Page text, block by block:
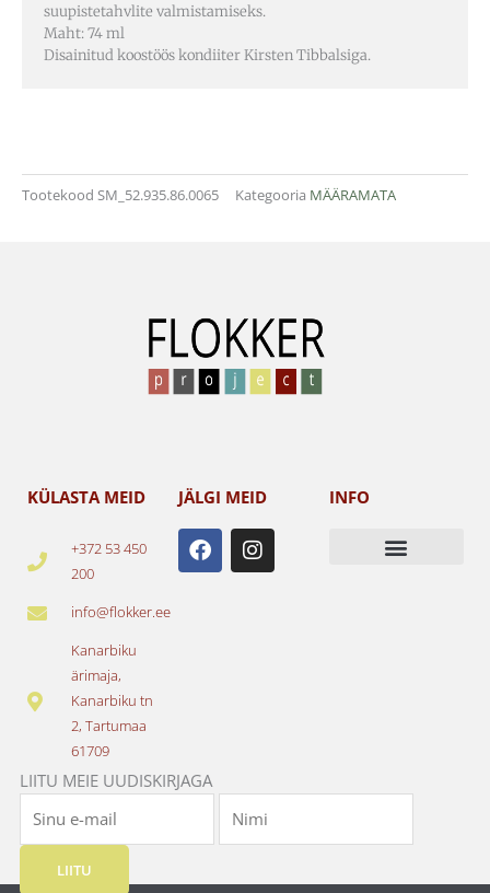
suupistetahvlite valmistamiseks.
Maht: 74 ml
Disainitud koostöös kondiiter Kirsten Tibbalsiga.
Tootekood SM_52.935.86.0065 Kategooria MÄÄRAMATA
KÜLASTA MEID
+372 53 450
200
info@flokker.ee
Kanarbiku
ärimaja,
Kanarbiku tn
2, Tartumaa
61709
JÄLGI MEID
F
a
c
I
n
s
INFO
LIITU MEIE UUDISKIRJAGA
LIITU